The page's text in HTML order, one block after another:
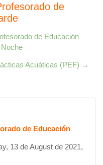
de
de Educación
Acuáticas (PEF) →
de Educación
13 de August de 2021,